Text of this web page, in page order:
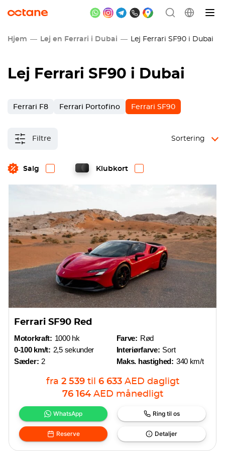
Hjem Lej en Ferrari i Dubai Lej Ferrari SF90 i Dubai
Lej Ferrari SF90 i Dubai
Ferrari F8 Ferrari Portofino Ferrari SF90
Filtre
Salg Klubkort
Sortering
Ferrari SF90 Red
Motorkraft: 1000 hk
0-100 km/t: 2,5 sekunder
Sæder: 2
Farve: Rød
Interiørfarve: Sort
Maks. hastighed: 340 km/t
fra 2 539 til 6 633 AED dagligt
76 164 AED månedligt
WhatsApp Ring til os
Reserve Detaljer